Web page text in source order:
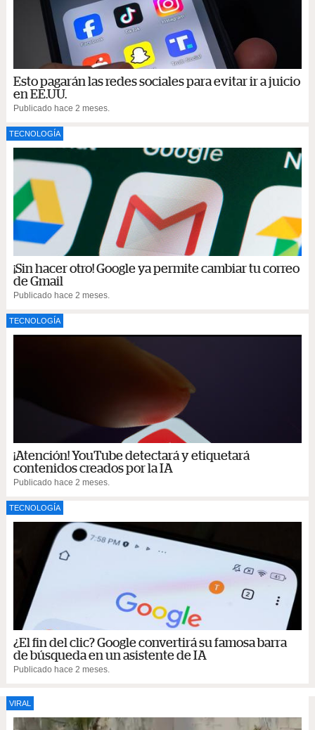
Esto pagarán las redes sociales para evitar ir a juicio
en EE.UU.
Publicado hace 2 meses.
TECNOLOGÍA
¡Sin hacer otro! Google ya permite cambiar tu correo
de Gmail
Publicado hace 2 meses.
TECNOLOGÍA
¡Atención! YouTube detectará y etiquetará
contenidos creados por la IA
Publicado hace 2 meses.
TECNOLOGÍA
¿El fin del clic? Google convertirá su famosa barra
de búsqueda en un asistente de IA
Publicado hace 2 meses.
VIRAL